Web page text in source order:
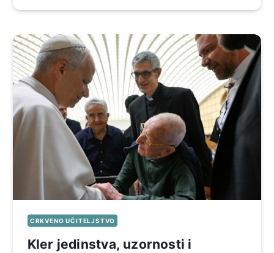
CRKVENO UČITELJSTVO
Kler jedinstva, uzornosti i